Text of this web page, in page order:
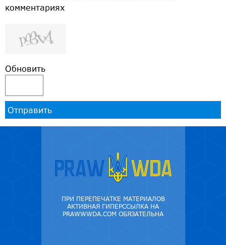
комментариях
Обновить
Отправить
ПРИ ПЕРЕПЕЧАТКЕ МАТЕРИАЛОВ
АКТИВНАЯ ГИПЕРССЫЛКА НА
PRAWWWDA.COM ОБЯЗАТЕЛЬНА